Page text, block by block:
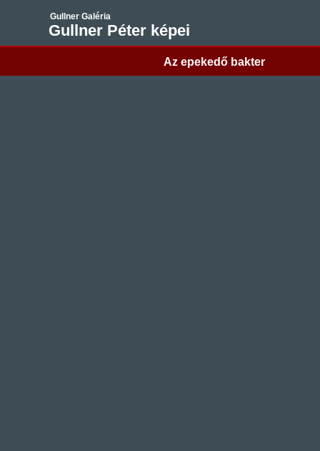
Gullner Galéria
Gullner Péter képei
Az epekedő bakter